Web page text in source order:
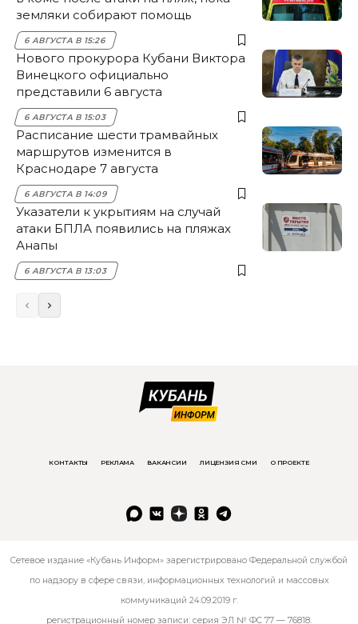
земляки собирают помощь
6 АВГУСТА В 15:26
Нового прокурора Кубани Виктора
Винецкого официально
представили 6 августа
6 АВГУСТА В 15:03
Расписание шести трамвайных
маршрутов изменится в
Краснодаре 7 августа
6 АВГУСТА В 14:09
Указатели к укрытиям на случай
атаки БПЛА появились на пляжах
Анапы
6 АВГУСТА В 13:03
КОНТАКТЫ РЕКЛАМА ВАКАНСИИ ЛИЦЕНЗИЯ СМИ О ПРОЕКТЕ
Сетевое издание «Кубань Информ» зарегистрировано Федеральной службой
по надзору в сфере связи, информационных технологий и массовых
коммуникаций 24.09.2019 г.
регистрационный номер записи: серия ЭЛ № ФС 77 — 76818.